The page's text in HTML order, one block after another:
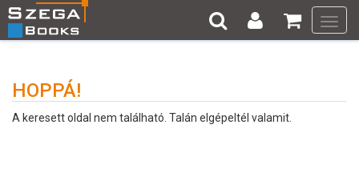
HOPPÁ!
A keresett oldal nem található. Talán elgépeltél valamit.